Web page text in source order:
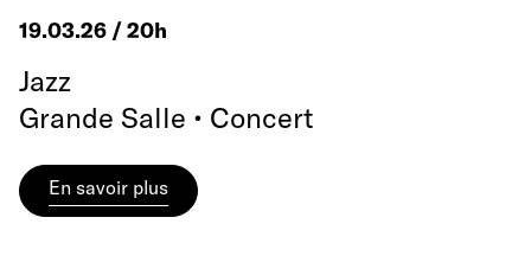
19.03.26 / 20h
Jazz
Grande Salle • Concert
En savoir plus